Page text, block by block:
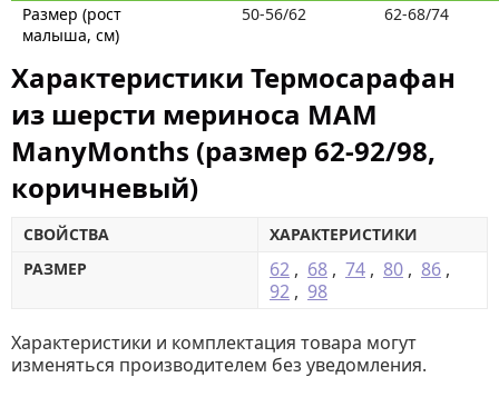
Размер (рост
малыша, см)
50-56/62 62-68/74
Характеристики Термосарафан
из шерсти мериноса MAM
ManyMonths (размер 62-92/98,
коричневый)
СВОЙСТВА
ХАРАКТЕРИСТИКИ
РАЗМЕР
62 , 68 , 74 , 80 , 86 ,
92 , 98
Характеристики и комплектация товара могут
изменяться производителем без уведомления.